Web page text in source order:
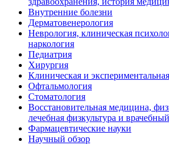
Внутренние болезни
Дерматовенерология
Неврология, клиническая
наркология
Педиатрия
Хирургия
Клиническая и
Офтальмология
Стоматология
Восстановительная медицина,
лечебная физкультура и
Фармацевтические науки
Научный обзор